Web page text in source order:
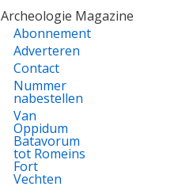
Archeologie Magazine
Abonnement
Adverteren
Contact
Nummer
nabestellen
Van
Oppidum
Batavorum
tot Romeins
Fort
Vechten